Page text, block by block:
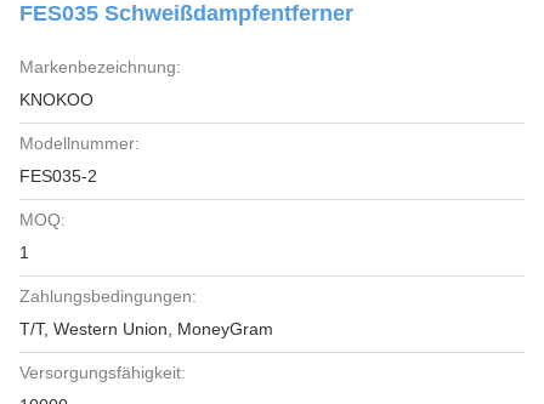
FES035 Schweißdampfentferner
Markenbezeichnung:
KNOKOO
Modellnummer:
FES035-2
MOQ:
1
Zahlungsbedingungen:
T/T, Western Union, MoneyGram
Versorgungsfähigkeit: